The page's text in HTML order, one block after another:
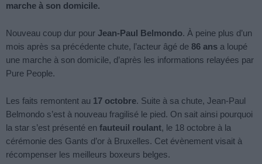
marche à son domicile.
Nouveau coup dur pour Jean-Paul Belmondo. À peine plus d’un
mois après sa précédente chute, l’acteur âgé de 86 ans a loupé
une marche à son domicile, d’après les informations relayées par
Pure People.
Les faits remontent au 17 octobre. Suite à sa chute, Jean-Paul
Belmondo s’est à nouveau fragilisé le pied. On sait ainsi pourquoi
la star s’est présenté en fauteuil roulant, le 18 octobre à la
cérémonie des Gants d’or à Bruxelles. Cet évènement visait à
récompenser les meilleurs boxeurs belges.